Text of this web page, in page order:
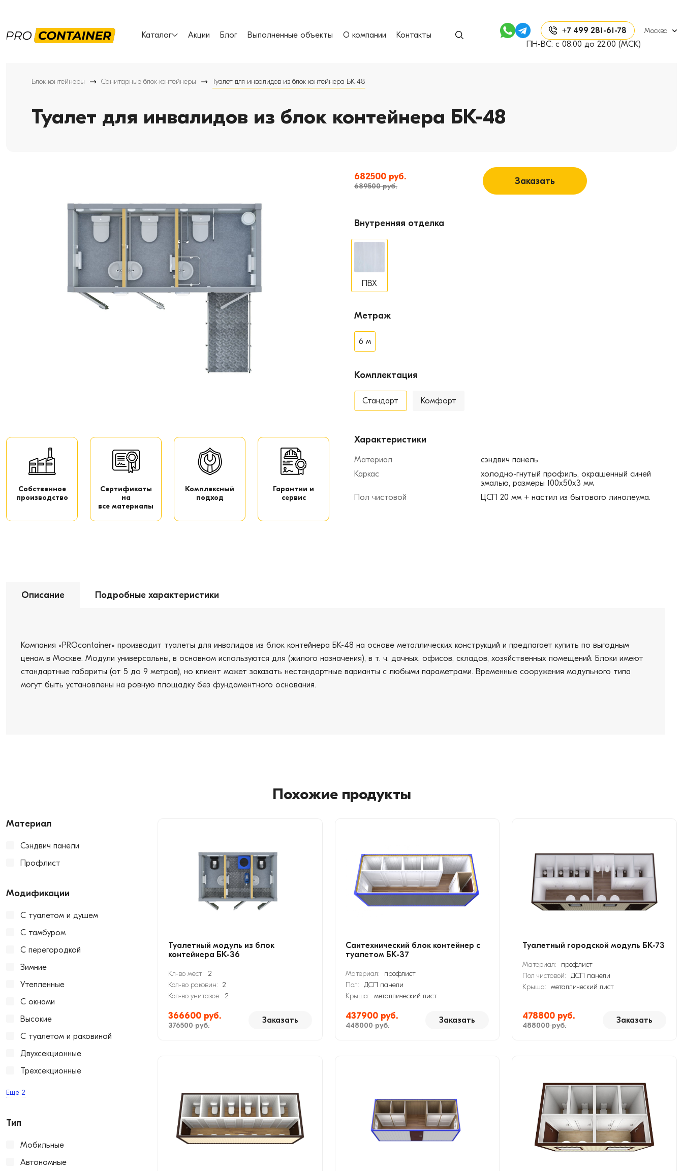
Каталог Акции Блог Выполненные объекты О компании Контакты +7 499 281-61-78 Москва
ПН-ВС: с 08:00 до 22:00 (МСК)
Блок-контейнеры Санитарные блок-контейнеры Туалет для инвалидов из блок контейнера БК-48
Туалет для инвалидов из блок контейнера БК-48
Собственное
производство
Сертификаты
на
все материалы
Комплексный
подход
Гарантии и
сервис
682500 руб.
689500 руб. Заказать
Внутренняя отделка
ПВХ
Метраж
6 м
Комплектация
Стандарт Комфорт
Характеристики
Материал
сэндвич панель
Каркас
холодно-гнутый профиль, окрашенный синей
эмалью, размеры 100х50х3 мм
Пол чистовой
ЦСП 20 мм + настил из бытового линолеума.
Описание Подробные характеристики
Компания «PROcontainer» производит туалеты для инвалидов из блок контейнера БК-48 на основе металлических конструкций и предлагает купить по выгодным
ценам в Москве. Модули универсальны, в основном используются для (жилого назначения), в т. ч. дачных, офисов, складов, хозяйственных помещений. Блоки имеют
стандартные габариты (от 5 до 9 метров), но клиент может заказать нестандартные варианты с любыми параметрами. Временные сооружения модульного типа
могут быть установлены на ровную площадку без фундаментного основания.
Похожие продукты
Материал
Сэндвич панели
Профлист
Модификации
С туалетом и душем
С тамбуром
С перегородкой
Зимние
Утепленные
С окнами
Высокие
С туалетом и раковиной
Двухсекционные
Трехсекционные
Еще 2
Тип
Мобильные
Автономные
Туалетный модуль из блок
контейнера БК-36
Кл-во мест: 2
Кол-во раковин: 2
Кол-во унитазов: 2
366600 руб.
376500 руб.
Заказать
Сантехнический блок контейнер с
туалетом БК-37
Материал:
профлист
Пол: ДСП панели
Крыша: металлический лист
437900 руб.
448000 руб.
Заказать
Туалетный городской модуль БК-73
Материал:
профлист
Пол чистовой:
ДСП панели
Крыша:
металлический лист
478800 руб.
488000 руб.
Заказать